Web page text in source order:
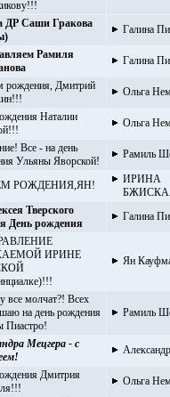
ДР Саши Гракова
Галина
Рамиля
Галина
рождения, Дмитрий
Ольга
Наталии
Ольга
Все - на день
Ульяны Яворской!
Рамиль
РОЖДЕНИЯ,ЯН!
ИРИНА
Тверского
День рождения
Галина
ИРИНЕ
Ян
все молчат?! Всех
на день рождения
Пиастро!
Рамиль
Мецгера - с
Дмитрия
Ольга